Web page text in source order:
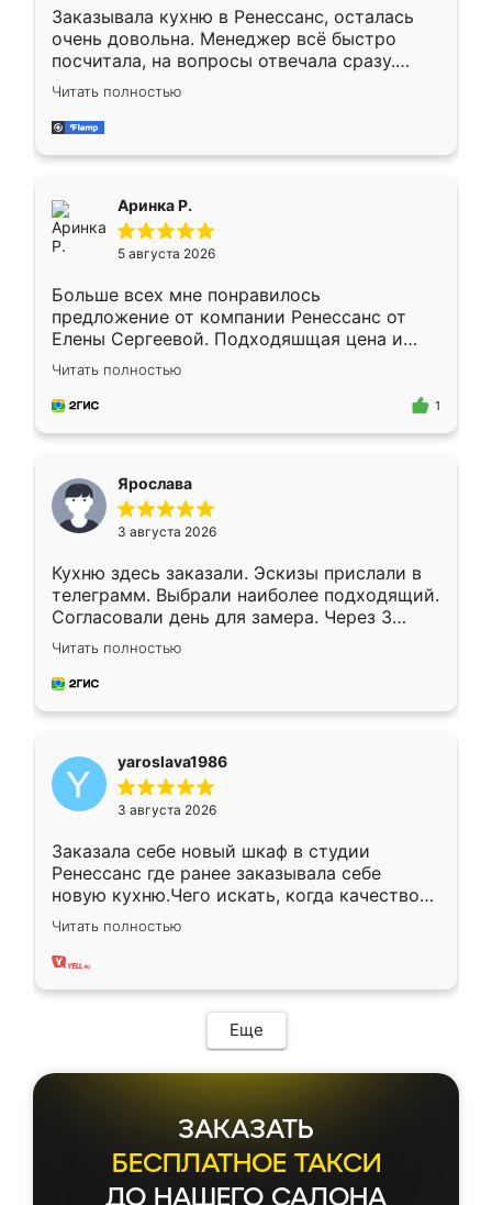
Заказывала кухню в Ренессанс, осталась
очень довольна. Менеджер всё быстро
посчитала, на вопросы отвечала сразу.
Замерщик приехал в субботу, подошёл к
делу со всей ответственностью. Собрали
за день, ребята работали аккуратно, даже
Читать полностью
Аринка Р.
5 августа 2026
Больше всех мне понравилось
предложение от компании Ренессанс от
Елены Сергеевой. Подходяшщая цена и
короткие сроки изготовления. Приехавший
для замера сотрудник Владислав
предложил по моему эскизу самый
Читать полностью
1
Ярослава
3 августа 2026
Кухню здесь заказали. Эскизы прислали в
телеграмм. Выбрали наиболее подходящий.
Согласовали день для замера. Через 3
недели кухня была уже готова. Остались
довольны работой. Спасибо Ренессанс
мебель за качественную работу!
Читать полностью
yaroslava1986
3 августа 2026
Заказала себе новый шкаф в студии
Ренессанс где ранее заказывала себе
новую кухню.Чего искать, когда качеством
вполне довольна. Служит кухня уже почти
два года, нареканий нет.
Читать полностью
Еще
ЗАКАЗАТЬ
БЕСПЛАТНОЕ ТАКСИ
ДО НАШЕГО САЛОНА